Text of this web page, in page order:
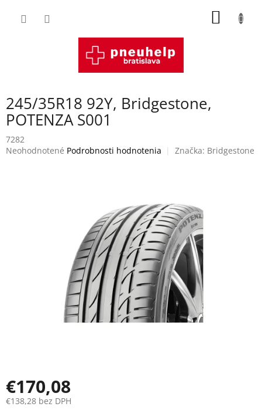
245/35R18 92Y, Bridgestone,
POTENZA S001
7282
Priemerné
Neohodnotené Podrobnosti hodnotenia Značka: Bridgestone
€170,08
€138,28 bez DPH